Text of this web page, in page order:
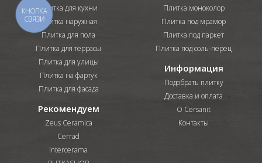
Плитка для кухни
Плитка наружная
Плитка для пола
Плитка для террасы
Плитка для улицы
Плитка на фартук
Плитка для фасада
Плитка моноколор
Плитка под мрамор
Плитка под паркет
Плитка под соль-перец
Информация
Подобрать плитку
Доставка и оплата
О Cersanit
Контакты
Рекомендуем
Zeus Ceramica
Cerrad
Intercerama
КНОПКА
СВЯЗИ